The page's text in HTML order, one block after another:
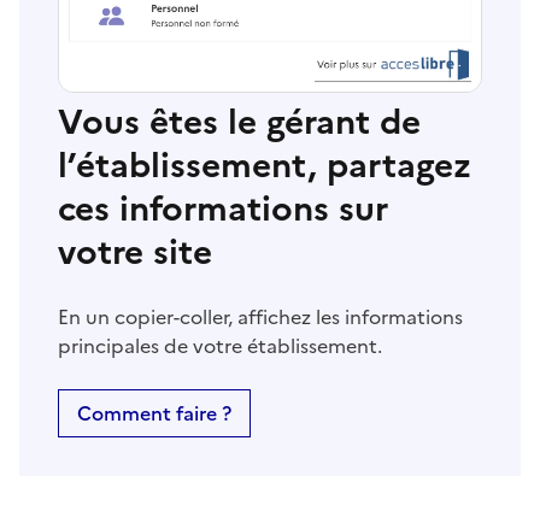
Vous êtes le gérant de
l’établissement, partagez
ces informations sur
votre site
En un copier-coller, affichez les informations
principales de votre établissement.
Comment faire ?